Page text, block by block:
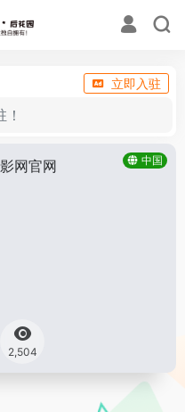
立即入驻
中国
2,504